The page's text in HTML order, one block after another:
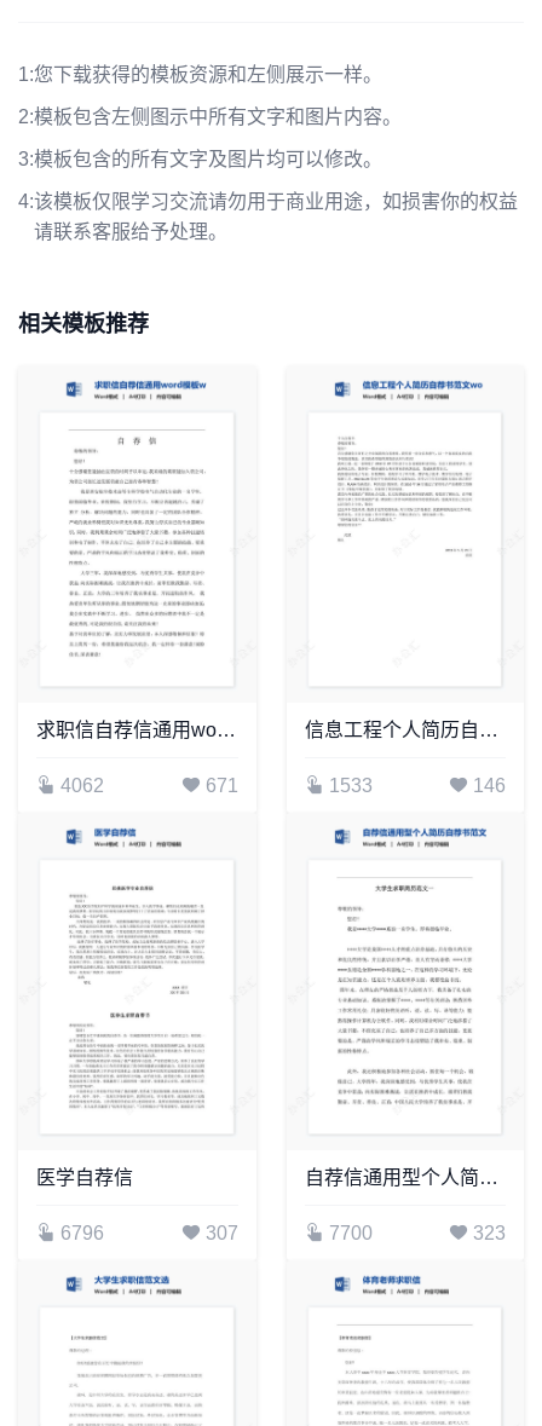
1:您下载获得的模板资源和左侧展示一样。
2:模板包含左侧图示中所有文字和图片内容。
3:模板包含的所有文字及图片均可以修改。
4:该模板仅限学习交流请勿用于商业用途，如损害你的权益
请联系客服给予处理。
相关模板推荐
求职信自荐信通用word模板word简历模板(2)
4062 671
信息工程个人简历自荐书范文word模板
1533 146
医学自荐信
6796 307
自荐信通用型个人简历自荐书范文word模板
7700 323